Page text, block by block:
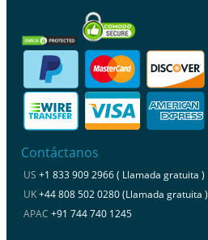
Contáctanos
US +1 833 909 2966 ( Llamada gratuita )
UK+44 808 502 0280 (Llamada gratuita )
APAC +91 744 740 1245